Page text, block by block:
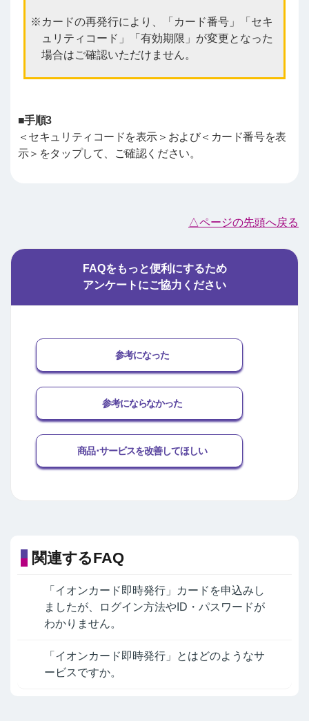
カードの再発行により、「カード番号」「セキ
ュリティコード」「有効期限」が変更となった
場合はご確認いただけません。
■手順3
＜セキュリティコードを表示＞および＜カード番号を表
示＞をタップして、ご確認ください。
△ページの先頭へ戻る
FAQをもっと便利にするため
アンケートにご協力ください
参考になった
参考にならなかった
商品･サービスを改善してほしい
関連するFAQ
「イオンカード即時発行」カードを申込みし
ましたが、ログイン方法やID・パスワードが
わかりません。
「イオンカード即時発行」とはどのようなサ
ービスですか。